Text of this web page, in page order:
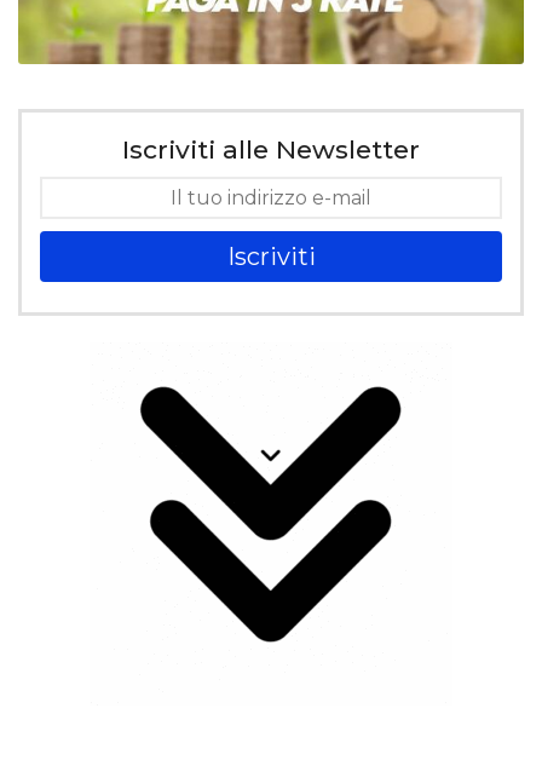
Iscriviti alle Newsletter
Iscriviti